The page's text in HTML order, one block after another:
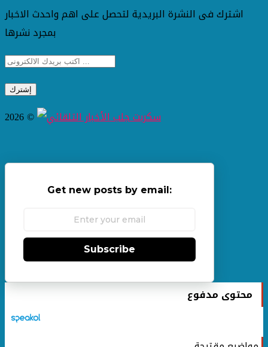
اشترك فى النشرة البريدية لتحصل على اهم واحدث الاخبار
بمجرد نشرها
2026 ©
Get new posts by email:
Subscribe
محتوى مدفوع